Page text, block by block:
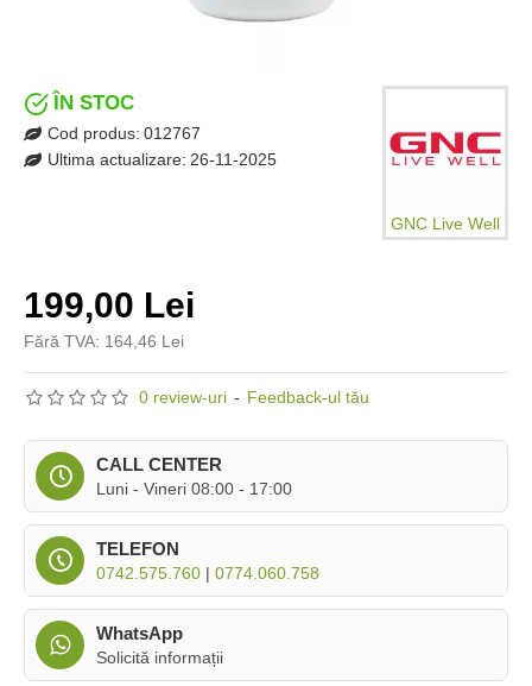
0 review-uri - Feedback-ul tău
199,00 Lei
Fără TVA: 164,46 Lei
ÎN STOC
Cod produs: 012767
Ultima actualizare: 26-11-2025
GNC Live Well
CALL CENTER
Luni - Vineri 08:00 - 17:00
TELEFON
0742.575.760 | 0774.060.758
WhatsApp
Solicită informații